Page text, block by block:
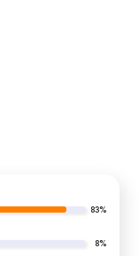
83%
8%